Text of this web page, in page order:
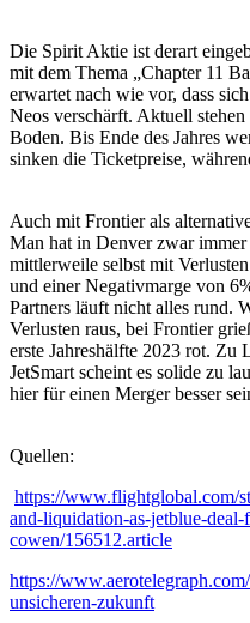
Die Spirit Aktie ist derart
mit dem Thema „Chapter 11
erwartet nach wie vor, dass
Neos verschärft. Aktuell
Boden. Bis Ende des Jahres
sinken die Ticketpreise,
Auch mit Frontier als
Man hat in Denver zwar
mittlerweile selbst mit
und einer Negativmarge von
Partners läuft nicht alles rund.
Verlusten raus, bei Frontier
erste Jahreshälfte 2023 rot. Zu
JetSmart scheint es solide zu
hier für einen Merger besser
Quellen:
https://www.flightglobal.com/
and-liquidation-as-jetblue-
cowen/156512.article
https://
unsicheren-zukunft